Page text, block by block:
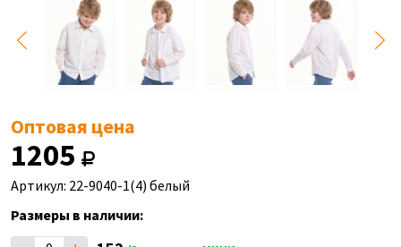
Оптовая цена
1205
Артикул: 22-9040-1(4) белый
Размеры в наличии: